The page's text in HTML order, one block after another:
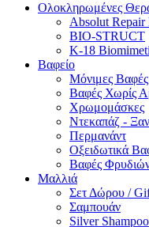
Ολοκληρωμένες
Absolut Repair
BIO-STRUCT
K-18
Βαφείο
Μόνιμες Βαφές
Βαφές Χωρίς
Χρωμομάσκες
Ντεκαπάζ -
Περμανάντ
Οξειδωτικά
Βαφές
Μαλλιά
Σετ Δώρου /
Σαμπουάν
Silver Shampoo